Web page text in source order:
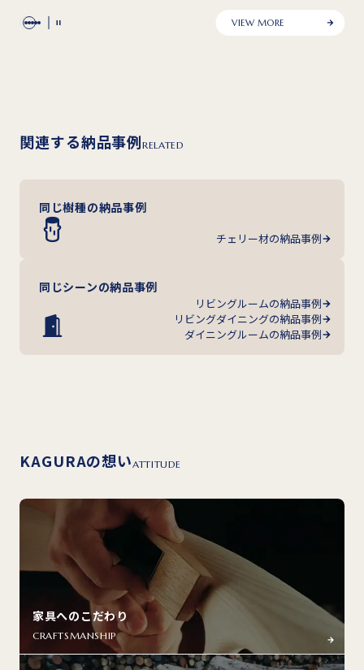
VIEW MORE
関連する納品事例RELATED
同じ樹種の納品事例
チェリー材の納品事例
同じシーンの納品事例
リビングルームの納品事例
リビングダイニングの納品事例
ダイニングルームの納品事例
KAGURAの想いATTITUDE
家具へのこだわり
CRAFTSMANSHIP